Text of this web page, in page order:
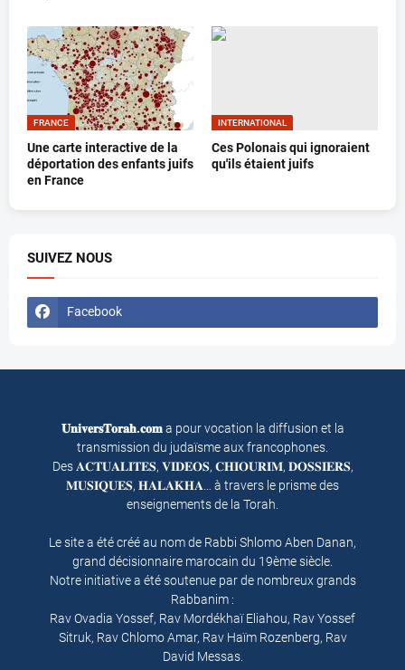
FRANCE
Une carte interactive de la
déportation des enfants juifs
en France
INTERNATIONAL
Ces Polonais qui ignoraient
qu'ils étaient juifs
SUIVEZ NOUS
Facebook
𝐔𝐧𝐢𝐯𝐞𝐫𝐬𝐓𝐨𝐫𝐚𝐡.𝐜𝐨𝐦a pour vocation la diffusion et la
transmission du judaïsme aux francophones.
Des 𝐀𝐂𝐓𝐔𝐀𝐋𝐈𝐓𝐄𝐒, 𝐕𝐈𝐃𝐄𝐎𝐒, 𝐂𝐇𝐈𝐎𝐔𝐑𝐈𝐌, 𝐃𝐎𝐒𝐒𝐈𝐄𝐑𝐒,
𝐌𝐔𝐒𝐈𝐐𝐔𝐄𝐒, 𝐇𝐀𝐋𝐀𝐊𝐇𝐀… à travers le prisme des
enseignements de la Torah.
Le site a été créé au nom de Rabbi Shlomo Aben Danan,
grand décisionnaire marocain du 19ème siècle.
Notre initiative a été soutenue par de nombreux grands
Rabbanim :
Rav Ovadia Yossef, Rav Mordékhaï Eliahou, Rav Yossef
Sitruk, Rav Chlomo Amar, Rav Haïm Rozenberg, Rav
David Messas.